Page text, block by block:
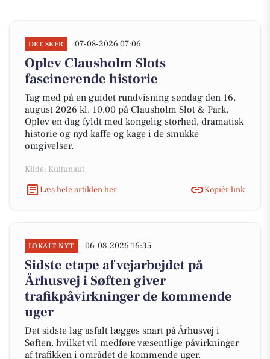
DET SKER 07-08-2026 07:06
Oplev Clausholm Slots
fascinerende historie
Tag med på en guidet rundvisning søndag den 16.
august 2026 kl. 10.00 på Clausholm Slot & Park.
Oplev en dag fyldt med kongelig storhed, dramatisk
historie og nyd kaffe og kage i de smukke
omgivelser.
Kilde: Kultunaut
Læs hele artiklen her
Kopiér link
LOKALT NYT 06-08-2026 16:35
Sidste etape af vejarbejdet på
Århusvej i Søften giver
trafikpåvirkninger de kommende
uger
Det sidste lag asfalt lægges snart på Århusvej i
Søften, hvilket vil medføre væsentlige påvirkninger
af trafikken i området de kommende uger.